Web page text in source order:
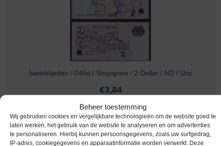
Beheer toestemming
Wij gebruiken cookies en vergelijkbare technologieën om de website goed te
laten werken, het gebruik van de website te analyseren en om advertenties
te personaliseren. Hierbij kunnen persoonsgegevens, zoals uw surfgedrag,
IP-adres, cookiegegevens en apparaatinformatie worden verwerkt. Deze
bankbiljetten / 046d / Singapore / 2 Dollar / ND / Unc
€3,84